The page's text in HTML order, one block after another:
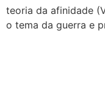
teoria da afinidade
o tema da guerra e